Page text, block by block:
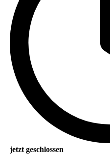
jetzt geschlossen